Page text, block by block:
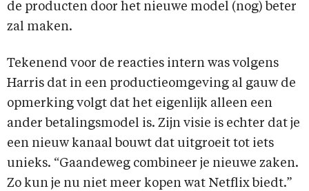
de producten door het nieuwe model (nog) beter
zal maken.
Tekenend voor de reacties intern was volgens
Harris dat in een productieomgeving al gauw de
opmerking volgt dat het eigenlijk alleen een
ander betalingsmodel is. Zijn visie is echter dat je
een nieuw kanaal bouwt dat uitgroeit tot iets
unieks. “Gaandeweg combineer je nieuwe zaken.
Zo kun je nu niet meer kopen wat Netflix biedt.”